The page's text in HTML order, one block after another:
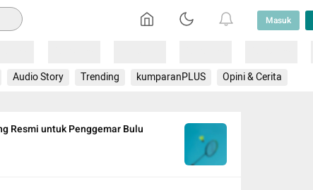
Masuk
Audio Story Trending kumparanPLUS Opini & Cerita
Resmi untuk Penggemar Bulu